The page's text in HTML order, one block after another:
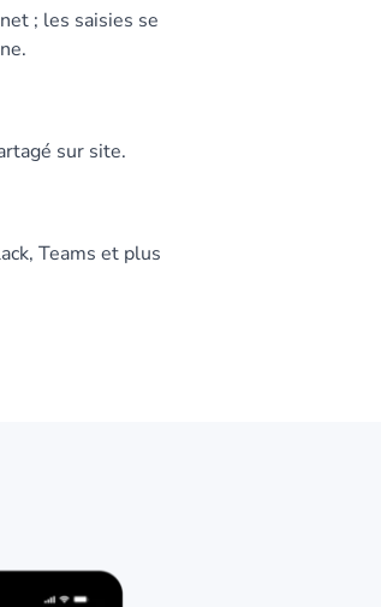
; les saisies se
sur site.
Teams et plus